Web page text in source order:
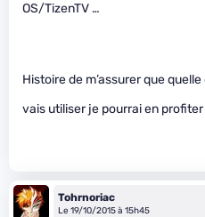
OS/TizenTV …
Histoire de m’assurer que
vais utiliser je pourrai en profiter
Tohrnoriac
Le 19/10/2015 à 15h45